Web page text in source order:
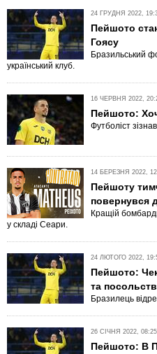
24 ГРУДНЯ 2022,
Пейшото
Гоясу
Бразильський
український клуб.
16 ЧЕРВНЯ 2022,
Пейшото:
Футболіст
14 БЕРЕЗНЯ 2022,
Пейшоту
повернувся
Кращій
у складі Сеари.
24 ЛЮТОГО 2022,
Пейшото:
та
Бразилець
26 СІЧНЯ 2022, 08:25
Пейшото: В